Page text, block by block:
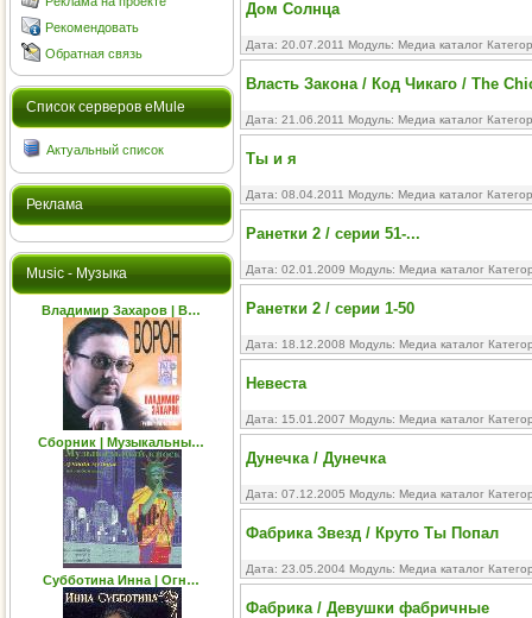
Рекомендовать
Обратная связь
Cписок серверов eMule
Актуальный список
Реклама
Music - Музыка
Владимир Захаров | В…
Сборник | Музыкальны…
Субботина Инна | Огн…
Дом Солнца
Дата: 20.07.2011 Модуль: Медиа каталог
Власть Закона / Код Чикаго / The
Дата: 21.06.2011 Модуль: Медиа каталог
Ты и я
Дата: 08.04.2011 Модуль: Медиа каталог
Ранетки 2 / серии 51-...
Дата: 02.01.2009 Модуль: Медиа каталог
Ранетки 2 / серии 1-50
Дата: 18.12.2008 Модуль: Медиа каталог
Невеста
Дата: 15.01.2007 Модуль: Медиа каталог
Дунечка / Дунечка
Дата: 07.12.2005 Модуль: Медиа каталог
Фабрика Звезд / Круто Ты Попал
Дата: 23.05.2004 Модуль: Медиа каталог
Фабрика / Девушки фабричные